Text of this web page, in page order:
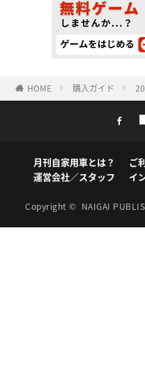
HOME 購入ガイド
月刊自家用車とは？ ご
運営会社／スタッフ
イ
Copyright © NAIGAI